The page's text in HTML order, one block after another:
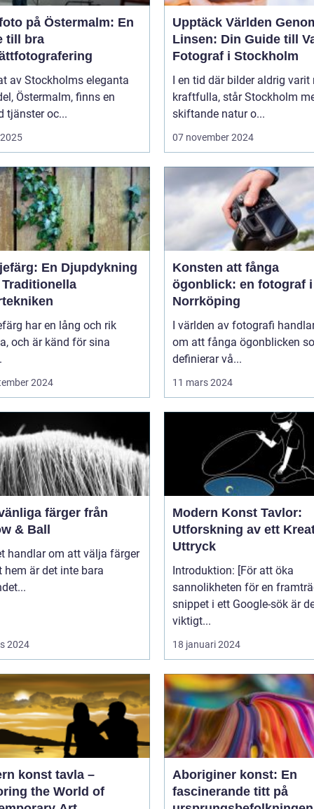
på Östermalm: En
till bra
av Stockholms eleganta
Östermalm, finns en
tjänster oc...
Upptäck Världen
Linsen: Din Guide till
Fotograf i Stockholm
I en tid där bilder aldrig varit
kraftfulla, står Stockholm
skiftande natur o...
07 november 2024
En Djupdykning
har en lång och rik
och är känd för sina
2024
Konsten att fånga
ögonblick: en fotograf i
Norrköping
I världen av fotografi
om att fånga ögonblicken
definierar vå...
11 mars 2024
färger från
& Ball
handlar om att välja färger
hem är det inte bara
2024
Modern Konst Tavlor:
Utforskning av ett
Uttryck
Introduktion: [För att öka
sannolikheten för en
snippet i ett Google-sök är
viktigt...
18 januari 2024
konst tavla –
the World of
Aboriginer konst: En
fascinerande titt på